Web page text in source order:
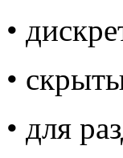
•
•
• для